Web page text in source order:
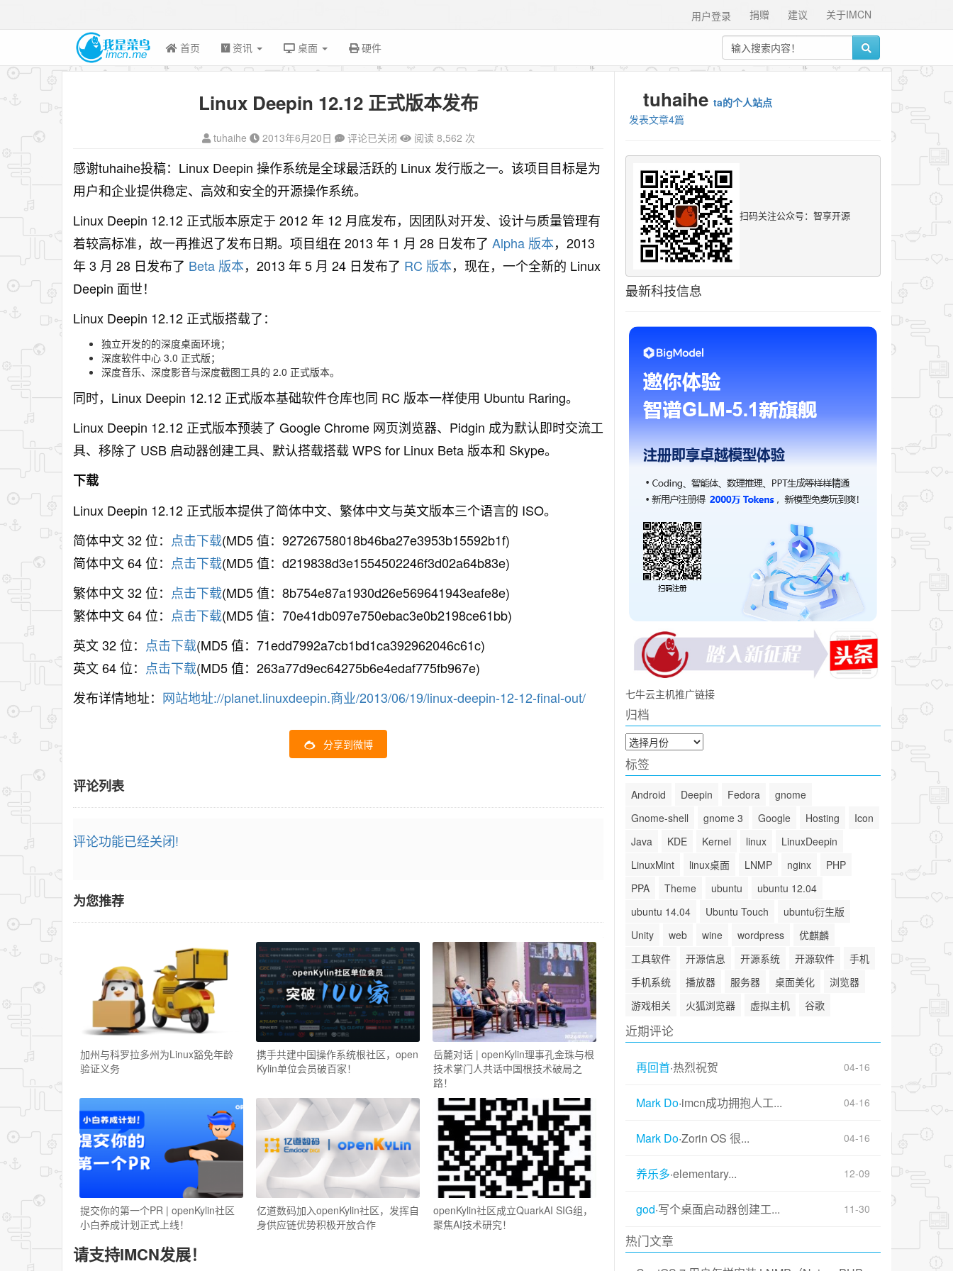
关于IMCN
建议
捐赠
用户登录
首页 资讯 桌面 硬件
Linux Deepin 12.12 正式版本发布
tuhaihe 2013年6月20日 评论已关闭 阅读 8,562 次
感谢tuhaihe投稿：Linux Deepin 操作系统是全球最活跃的 Linux 发行版之一。该项目目标是为
用户和企业提供稳定、高效和安全的开源操作系统。
Linux Deepin 12.12 正式版本原定于 2012 年 12 月底发布，因团队对开发、设计与质量管理有
着较高标准，故一再推迟了发布日期。项目组在 2013 年 1 月 28 日发布了 Alpha 版本，2013
年 3 月 28 日发布了 Beta 版本，2013 年 5 月 24 日发布了 RC 版本，现在，一个全新的 Linux
Deepin 面世！
Linux Deepin 12.12 正式版搭载了：
独立开发的的深度桌面环境；
深度软件中心 3.0 正式版；
深度音乐、深度影音与深度截图工具的 2.0 正式版本。
同时，Linux Deepin 12.12 正式版本基础软件仓库也同 RC 版本一样使用 Ubuntu Raring。
Linux Deepin 12.12 正式版本预装了 Google Chrome 网页浏览器、Pidgin 成为默认即时交流工
具、移除了 USB 启动器创建工具、默认搭载搭载 WPS for Linux Beta 版本和 Skype。
下载
Linux Deepin 12.12 正式版本提供了简体中文、繁体中文与英文版本三个语言的 ISO。
简体中文 32 位： 点击下载(MD5 值：92726758018b46ba27e3953b15592b1f)
简体中文 64 位： 点击下载(MD5 值：d219838d3e1554502246f3d02a64b83e)
繁体中文 32 位： 点击下载(MD5 值：8b754e87a1930d26e569641943eafe8e)
繁体中文 64 位： 点击下载(MD5 值：70e41db097e750ebac3e0b2198ce61bb)
英文 32 位： 点击下载(MD5 值：71edd7992a7cb1bd1ca392962046c61c)
英文 64 位： 点击下载(MD5 值：263a77d9ec64275b6e4edaf775fb967e)
发布详情地址： 网站地址://planet.linuxdeepin.商业/2013/06/19/linux-deepin-12-12-final-out/
分享到微博
评论列表
评论功能已经关闭!
为您推荐
加州与科罗拉多州为Linux豁免年龄
验证义务
携手共建中国操作系统根社区，open
Kylin单位会员破百家！
岳麓对话 | openKylin理事孔金珠与根
技术掌门人共话中国根技术破局之
路！
提交你的第一个PR | openKylin社区
小白养成计划正式上线！
亿道数码加入openKylin社区，发挥自
身供应链优势积极开放合作
openKylin社区成立QuarkAI SIG组，
聚焦AI技术研究！
请支持IMCN发展！
tuhaihe ta的个人站点
发表文章4篇
扫码关注公众号：智享开源
最新科技信息
七牛云主机推广链接
归档
归
档
标签
Android Deepin Fedora
gnome
Gnome-shell
gnome 3 Google Hosting
Icon
Java
KDE Kernel linux
LinuxDeepin
LinuxMint
linux桌面 LNMP nginx
PHP
PPA
Theme ubuntu
ubuntu 12.04
ubuntu 14.04
Ubuntu Touch
ubuntu衍生版
Unity
web wine wordpress
优麒麟
工具软件
开源信息 开源系统 开源软件
手机
手机系统
播放器 服务器 桌面美化
浏览器
游戏相关
火狐浏览器 虚拟主机 谷歌
近期评论
再回首·热烈祝贺 04-16
Mark Do·imcn成功拥抱人工... 04-16
Mark Do·Zorin OS 很... 04-16
养乐多·elementary... 12-09
god·写个桌面启动器创建工... 11-30
热门文章